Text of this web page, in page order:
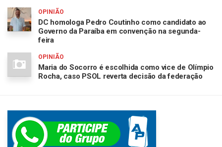
OPINIÃO
DC homologa Pedro Coutinho como candidato ao
Governo da Paraíba em convenção na segunda-
feira
OPINIÃO
Maria do Socorro é escolhida como vice de Olímpio
Rocha, caso PSOL reverta decisão da federação